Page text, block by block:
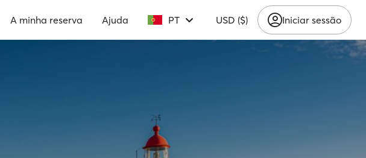
A minha reserva Ajuda PT USD ($) Iniciar sessão